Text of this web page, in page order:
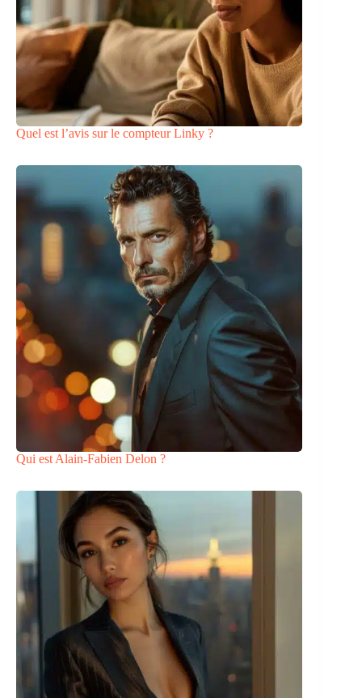
Quel est l’avis sur le compteur Linky ?
Qui est Alain-Fabien Delon ?